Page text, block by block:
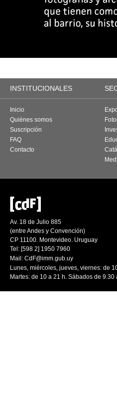
INSTITUCIONALES
Inicio
Quiénes somos
Suscripción
FAQ
Contacto
Av. 18 de Julio 885
(entre Andes y Convención)
CP 11100. Montevideo. Uruguay
Tel: [598 2] 1950 7960
Mail: CdF@imm.gub.uy
Lunes, miércoles, jueves, viernes: de
Martes: de 10 a 21 h. Sábados de 9.30